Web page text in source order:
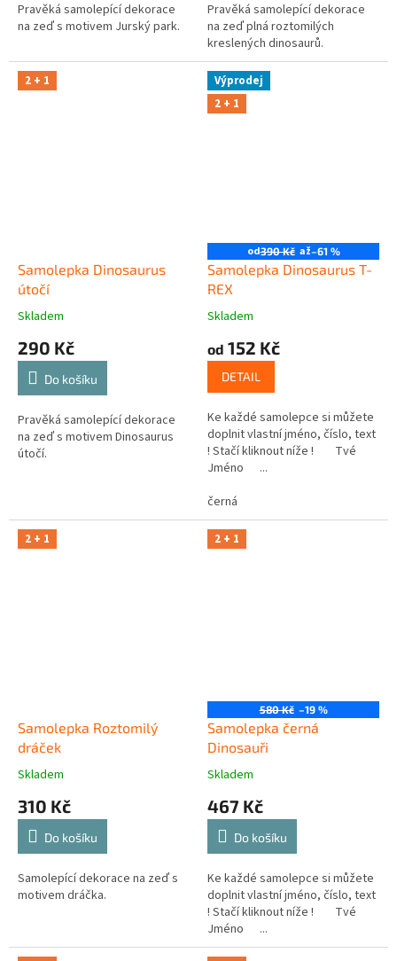
Pravěká samolepící dekorace
na zeď s motivem Jurský park.
Pravěká samolepící dekorace
na zeď plná roztomilých
kreslených dinosaurů.
2 + 1
Samolepka Dinosaurus
útočí
Skladem
290 Kč
Do košíku
Pravěká samolepící dekorace
na zeď s motivem Dinosaurus
útočí.
Výprodej
2 + 1
od390 Kč až–61 %
Samolepka Dinosaurus T-
REX
Skladem
od 152 Kč
DETAIL
Ke každé samolepce si můžete
doplnit vlastní jméno, číslo, text
! Stačí kliknout níže ! Tvé
Jméno ...
černá
2 + 1
Samolepka Roztomilý
dráček
Skladem
310 Kč
Do košíku
Samolepící dekorace na zeď s
motivem dráčka.
2 + 1
580 Kč –19 %
Samolepka černá
Dinosauři
Skladem
467 Kč
Do košíku
Ke každé samolepce si můžete
doplnit vlastní jméno, číslo, text
! Stačí kliknout níže ! Tvé
Jméno ...